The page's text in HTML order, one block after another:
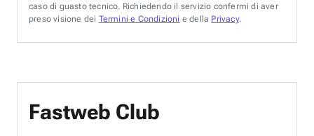
caso di guasto tecnico. Richiedendo il servizio confermi di aver
preso visione dei Termini e Condizioni e della Privacy.
Fastweb Club